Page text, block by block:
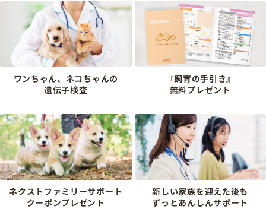
ワンちゃん、ネコちゃんの
遺伝子検査
『飼育の手引き』
無料プレゼント
ネクストファミリーサポート
クーポンプレゼント
新しい家族を迎えた後も
ずっとあんしんサポート